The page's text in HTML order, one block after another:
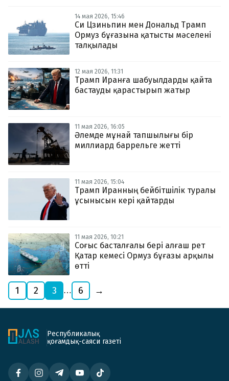
14 мая 2026, 15:46
Си Цзиньпин мен Дональд Трамп
Ормуз бұғазына қатысты мәселені
талқылады
12 мая 2026, 11:31
Трамп Иранға шабуылдарды қайта
бастауды қарастырып жатыр
11 мая 2026, 16:05
Әлемде мұнай тапшылығы бір
миллиард баррельге жетті
11 мая 2026, 15:04
Трамп Иранның бейбітшілік туралы
ұсынысын кері қайтарды
11 мая 2026, 10:21
Соғыс басталғалы бері алғаш рет
Қатар кемесі Ормуз бұғазы арқылы
өтті
1 2 3 … 6 →
Республикалық
қоғамдық-саяси газеті